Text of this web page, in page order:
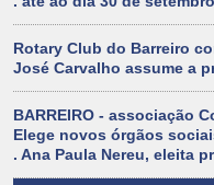
Rotary Club do Barreiro
José Carvalho assume a
BARREIRO - associação
Elege novos órgãos
. Ana Paula Nereu, eleita